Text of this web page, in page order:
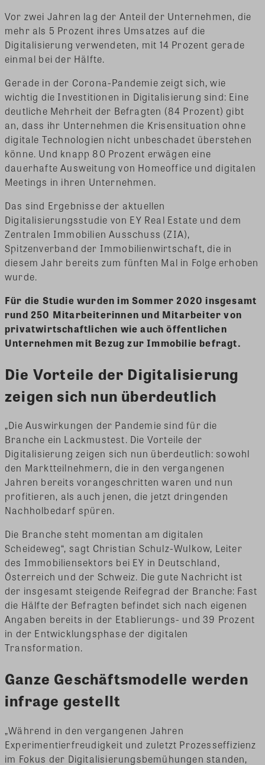
Vor zwei Jahren lag der Anteil der Unternehmen, die
mehr als 5 Prozent ihres Umsatzes auf die
Digitalisierung verwendeten, mit 14 Prozent gerade
einmal bei der Hälfte.
Gerade in der Corona-Pandemie zeigt sich, wie
wichtig die Investitionen in Digitalisierung sind: Eine
deutliche Mehrheit der Befragten (84 Prozent) gibt
an, dass ihr Unternehmen die Krisensituation ohne
digitale Technologien nicht unbeschadet überstehen
könne. Und knapp 80 Prozent erwägen eine
dauerhafte Ausweitung von Homeoffice und digitalen
Meetings in ihren Unternehmen.
Das sind Ergebnisse der aktuellen
Digitalisierungsstudie von EY Real Estate und dem
Zentralen Immobilien Ausschuss (ZIA),
Spitzenverband der Immobilienwirtschaft, die in
diesem Jahr bereits zum fünften Mal in Folge erhoben
wurde.
Für die Studie wurden im Sommer 2020 insgesamt
rund 250 Mitarbeiterinnen und Mitarbeiter von
privatwirtschaftlichen wie auch öffentlichen
Unternehmen mit Bezug zur Immobilie befragt.
Die Vorteile der Digitalisierung
zeigen sich nun überdeutlich
„Die Auswirkungen der Pandemie sind für die
Branche ein Lackmustest. Die Vorteile der
Digitalisierung zeigen sich nun überdeutlich: sowohl
den Marktteilnehmern, die in den vergangenen
Jahren bereits vorangeschritten waren und nun
profitieren, als auch jenen, die jetzt dringenden
Nachholbedarf spüren.
Die Branche steht momentan am digitalen
Scheideweg“, sagt Christian Schulz-Wulkow, Leiter
des Immobiliensektors bei EY in Deutschland,
Österreich und der Schweiz. Die gute Nachricht ist
der insgesamt steigende Reifegrad der Branche: Fast
die Hälfte der Befragten befindet sich nach eigenen
Angaben bereits in der Etablierungs- und 39 Prozent
in der Entwicklungsphase der digitalen
Transformation.
Ganze Geschäftsmodelle werden
infrage gestellt
„Während in den vergangenen Jahren
Experimentierfreudigkeit und zuletzt Prozesseffizienz
im Fokus der Digitalisierungsbemühungen standen,